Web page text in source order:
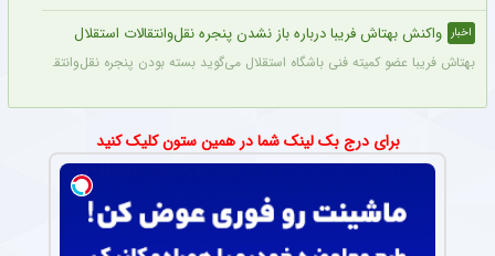
اخبار واکنش بهتاش فریبا درباره باز نشدن پنجره نقل‌وانتقالات استقلال
بهتاش فریبا عضو کمیته فنی باشگاه استقلال می‌گوید بسته بودن پنجره
برای درج بک لینک شما در همین ستون کلیک کنید